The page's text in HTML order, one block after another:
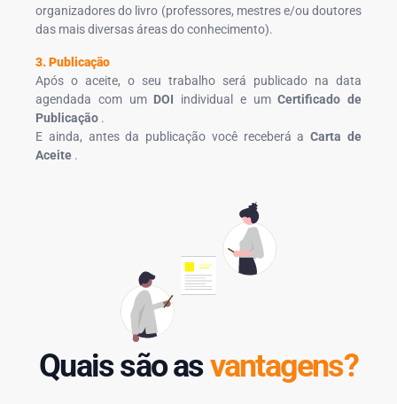
organizadores do livro (professores, mestres e/ou doutores
das mais diversas áreas do conhecimento).
3. Publicação
Após o aceite, o seu trabalho será publicado na data
agendada com um DOI individual e umCertificado de
Publicação .
E ainda, antes da publicação você receberá aCarta de
Aceite .
Quais são asvantagens?